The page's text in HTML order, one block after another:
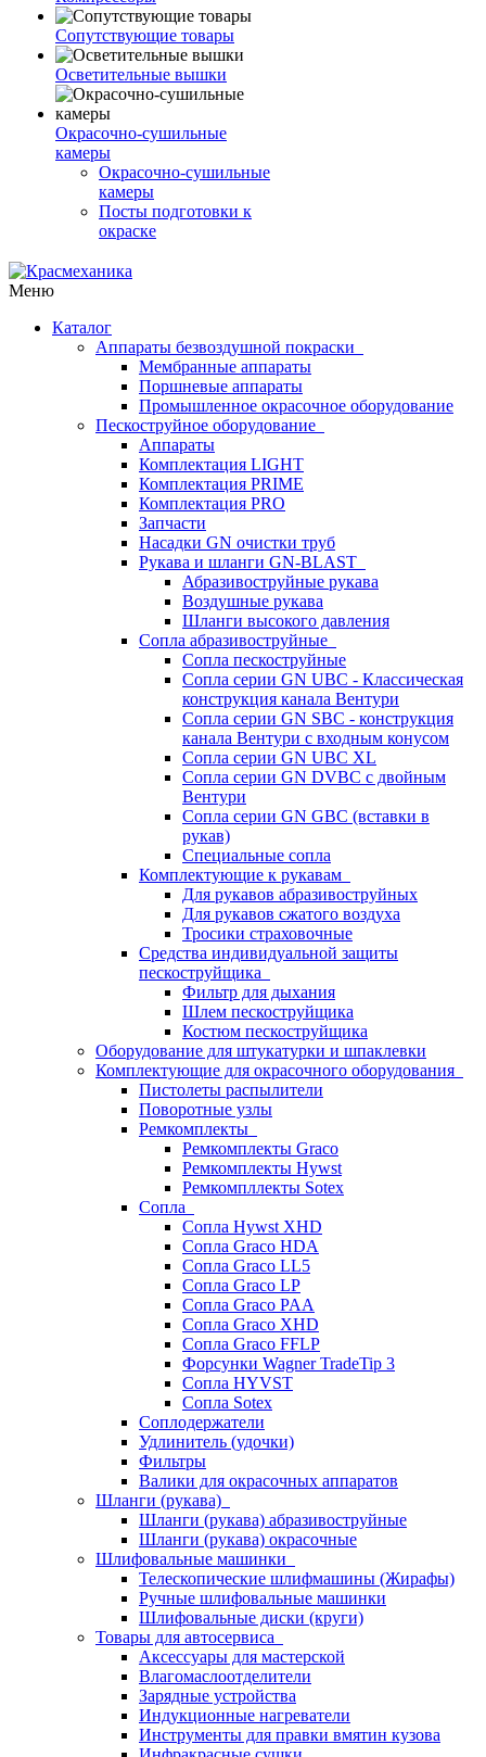
Сопутствующие товары
Осветительные вышки
Окрасочно-сушильные
камеры
Окрасочно-сушильные
камеры
Посты подготовки к
окраске
Меню
Каталог
Аппараты безвоздушной покраски
Мембранные аппараты
Поршневые аппараты
Промышленное окрасочное оборудование
Пескоструйное оборудование
Аппараты
Комплектация LIGHT
Комплектация PRIME
Комплектация PRO
Запчасти
Насадки GN очистки труб
Рукава и шланги GN-BLAST
Абразивоструйные рукава
Воздушные рукава
Шланги высокого давления
Сопла абразивоструйные
Сопла пескоструйные
Сопла серии GN UBC - Классическая
конструкция канала Вентури
Сопла серии GN SBC - конструкция
канала Вентури c входным конусом
Сопла серии GN UBC XL
Сопла серии GN DVBC с двойным
Вентури
Сопла серии GN GBC (вставки в
рукав)
Специальные сопла
Комплектующие к рукавам
Для рукавов абразивоструйных
Для рукавов сжатого воздуха
Тросики страховочные
Средства индивидуальной защиты
пескоструйщика
Фильтр для дыхания
Шлем пескоструйщика
Костюм пескоструйщика
Оборудование для штукатурки и шпаклевки
Комплектующие для окрасочного оборудования
Пистолеты распылители
Поворотные узлы
Ремкомплекты
Ремкомплекты Graco
Ремкомплекты Hywst
Ремкомпллекты Sotex
Сопла
Сопла Hywst XHD
Сопла Graco HDA
Сопла Graco LL5
Сопла Graco LP
Сопла Graco PAA
Сопла Graco XHD
Сопла Graco FFLP
Форсунки Wagner TradeTip 3
Сопла HYVST
Сопла Sotex
Соплодержатели
Удлинитель (удочки)
Фильтры
Валики для окрасочных аппаратов
Шланги (рукава)
Шланги (рукава) абразивоструйные
Шланги (рукава) окрасочные
Шлифовальные машинки
Телескопические шлифмашины (Жирафы)
Ручные шлифовальные машинки
Шлифовальные диски (круги)
Товары для автосервиса
Аксессуары для мастерской
Влагомаслоотделители
Зарядные устройства
Индукционные нагреватели
Инструменты для правки вмятин кузова